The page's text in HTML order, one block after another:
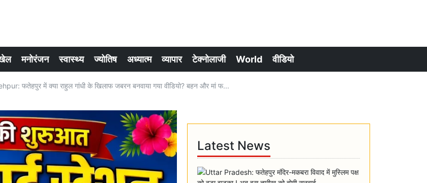
मनोरंजन स्वास्थ्य ज्योतिष अध्यात्म व्यापार टेक्नोलाजी World वीडियो
फतेहपुर में क्या राहुल गांधी के खिलाफ जबरन बनवाया गया वीडियो? बहन और मां फ...
Latest News